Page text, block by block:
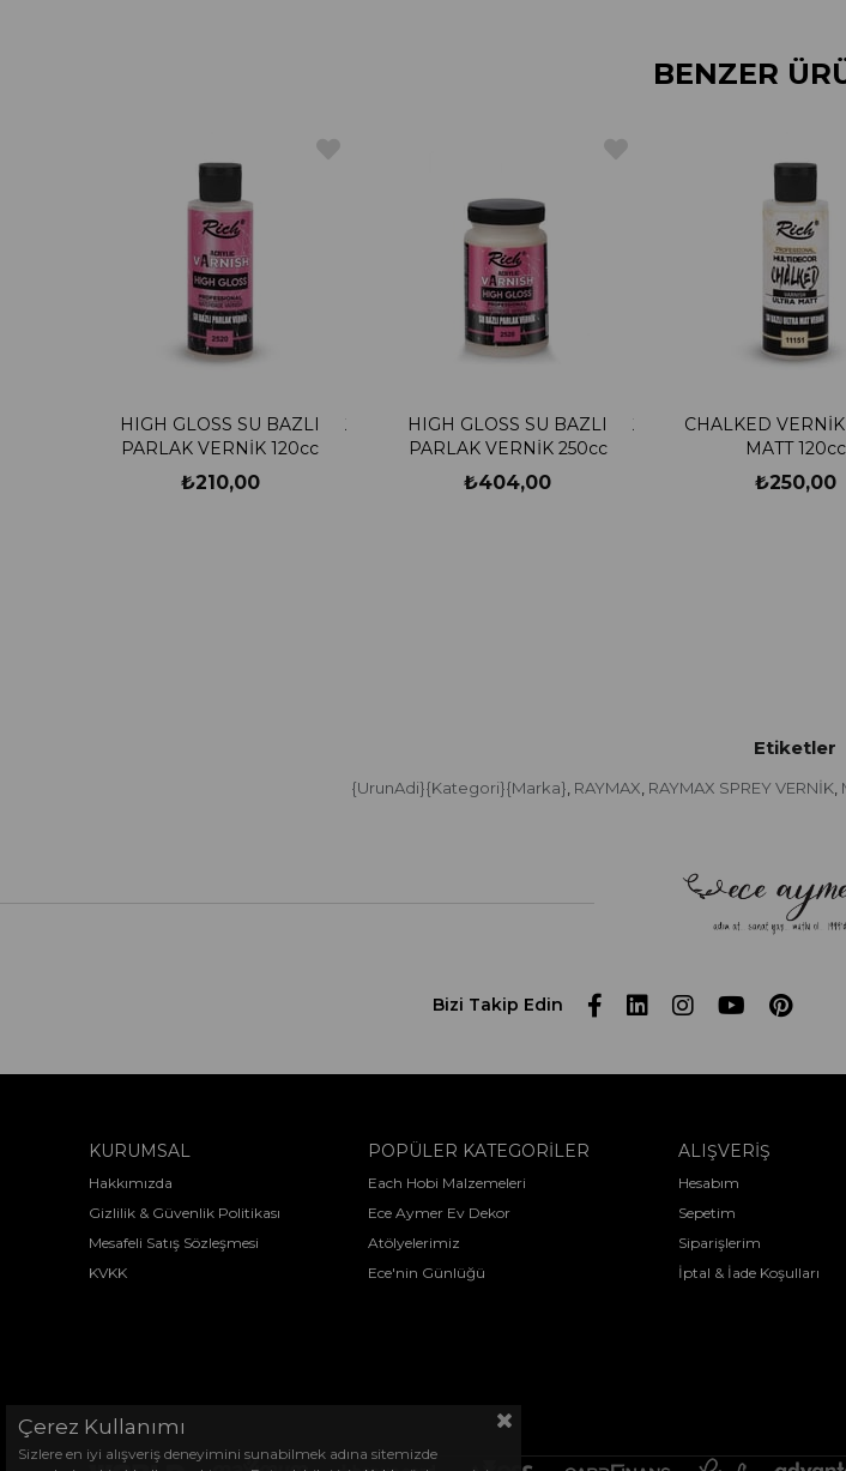
BENZER
HIGH GLOSS SU BAZLI
PARLAK VERNİK 120cc
₺210,00
HIGH GLOSS SU BAZLI
PARLAK VERNİK 250cc
₺404,00
CHALKED
MATT 120cc
₺250,00
Etiketler
{UrunAdi}{Kategori}{Marka}, RAYMAX, RAYMAX SPREY VERNİK,
Bizi Takip Edin
KURUMSAL
Hakkımızda
Gizlilik & Güvenlik Politikası
Mesafeli Satış Sözleşmesi
KVKK
POPÜLER KATEGORİLER
Each Hobi Malzemeleri
Ece Aymer Ev Dekor
Atölyelerimiz
Ece'nin Günlüğü
ALIŞVERİŞ
Hesabım
Sepetim
Siparişlerim
İptal & İade Koşulları
Çerez Kullanımı
Sizlere en iyi alışveriş deneyimini sunabilmek adına sitemizde